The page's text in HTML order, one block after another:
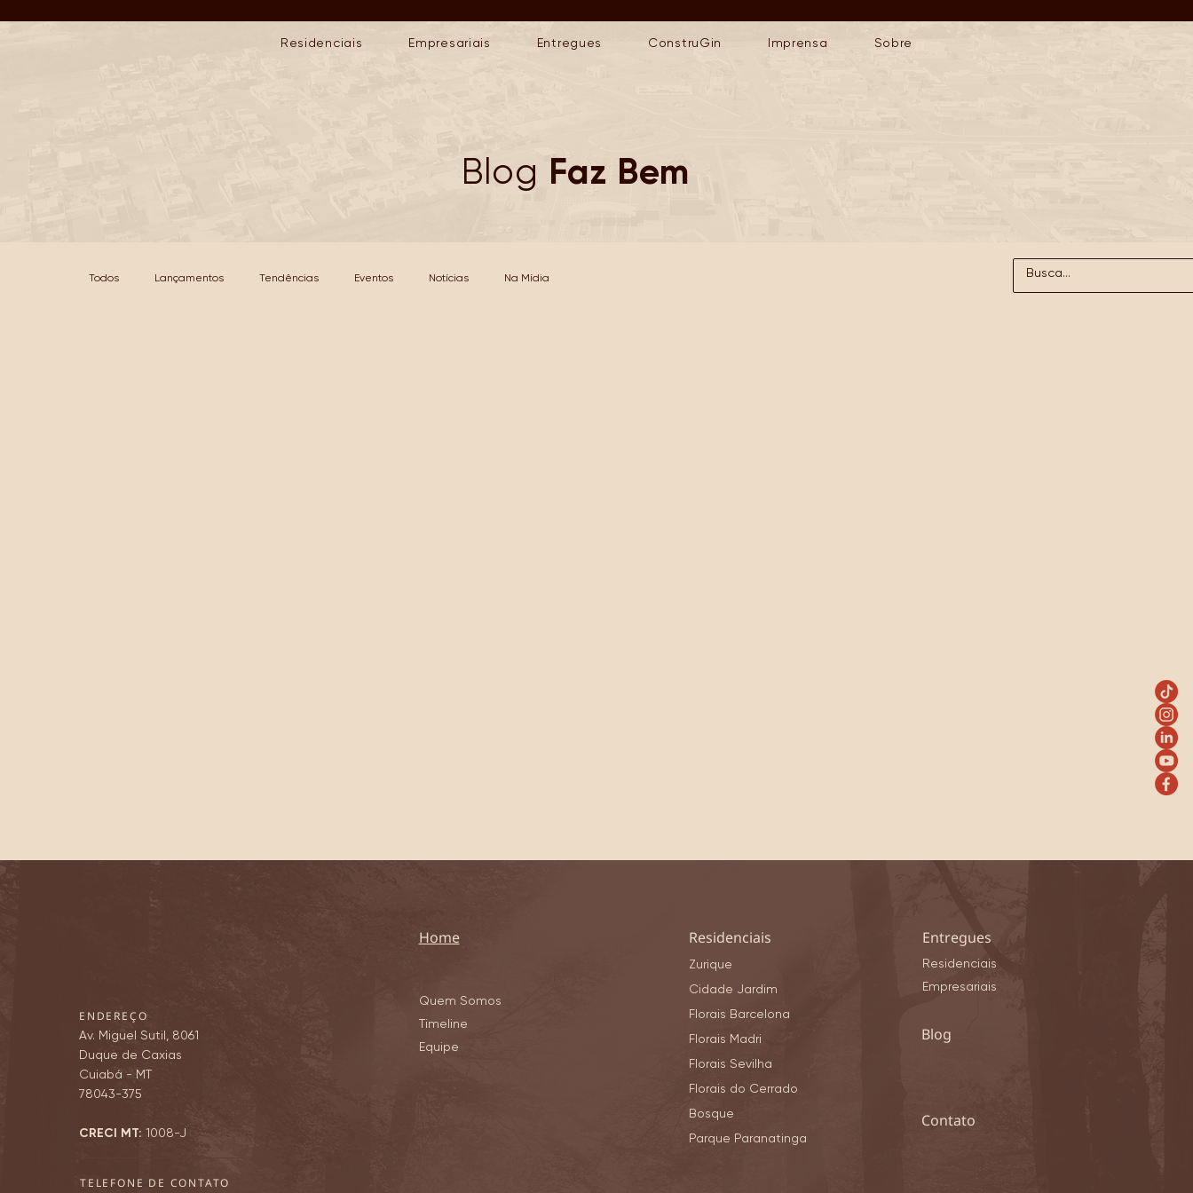
Residenciais Empresariais Entregues ConstruGin Imprensa Sobre
Blog Faz Bem
Todos Lançamentos Tendências Eventos Notícias Na Mídia
ENDEREÇO
Av. Miguel Sutil, 8061
Duque de Caxias
Cuiabá - MT
78043-375
CRECI MT: 1008-J
TELEFONE DE CONTATO
Home
Quem Somos
Timeline
Equipe
Residenciais
Zurique
Cidade Jardim
Florais Barcelona
Florais Madri
Florais Sevilha
Florais do Cerrado
Bosque
Parque Paranatinga
Entregues
Residenciais
Empresariais
Blog
​Contato